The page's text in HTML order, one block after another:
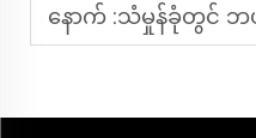
နောက် :သံမှုန်ခုံတွင် ဘယ်လိုအချက်